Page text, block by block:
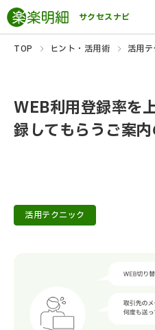
サクセスナビ
TOP ヒント・活用術 活用
WEB利用登録率を
録してもらうご案
活用テクニック